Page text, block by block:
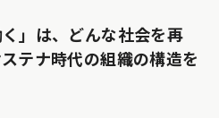
く」は、どんな社会を再
テナ時代の組織の構造を